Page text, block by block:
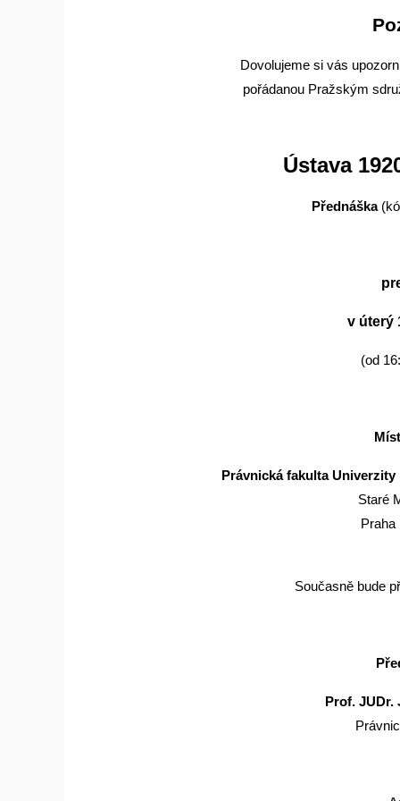
Dovolujeme si vás
pořádanou Pražským
Ústava
Přednáška
v úterý
(od
Právnická fakulta Univerzity
Staré
Současně bude
Prof. JUDr.